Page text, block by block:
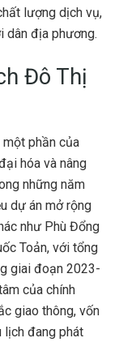
lượng dịch vụ,
dân địa phương.
Đô Thị
một phần của
hóa và nâng
những năm
dự án mở rộng
như Phù Đổng
Toản, với tổng
giai đoạn 2023-
của chính
giao thông, vốn
lịch đang phát